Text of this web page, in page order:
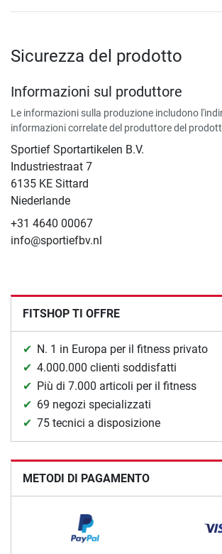
Sicurezza del prodotto
Informazioni sul produttore
Le informazioni sulla produzione includono
informazioni correlate del produttore del
Sportief Sportartikelen B.V.
Industriestraat 7
6135 KE Sittard
Niederlande
+31 4640 00067
info@sportiefbv.nl
FITSHOP TI OFFRE
N. 1 in Europa per il fitness privato
4.000.000 clienti soddisfatti
Più di 7.000 articoli per il fitness
69 negozi specializzati
75 tecnici a disposizione
METODI DI PAGAMENTO